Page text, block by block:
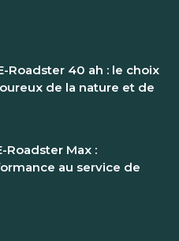
Roadster 40 ah : le choix
de la nature et de
Roadster Max :
au service de